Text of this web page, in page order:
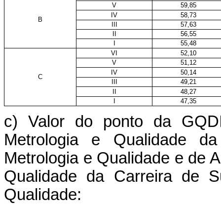
B
V
59,85
IV
58,73
57,63
56,55
55,48
C
VI
52,10
V
51,12
IV
50,14
49,21
48,27
47,35
c) Valor do ponto da
Metrologia e Qualidade
Metrologia e Qualidade e de
Qualidade da Carreira de
Qualidade: